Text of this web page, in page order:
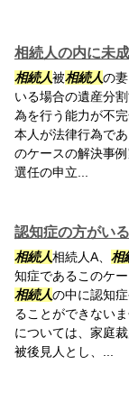
相続人の内に未
相続人被相続人の
いる場合の遺産分
為を行う能力が不
本人が法律行為で
のケースの解決事
選任の申立...
認知症の方がい
相続人相続人A、 相
知症であるこのケ
相続人の中に認知
ることができない
については、家庭
被後見人とし、...